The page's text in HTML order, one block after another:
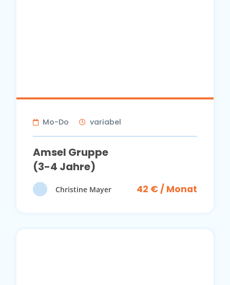
Mo-Do variabel
Amsel Gruppe
(3-4 Jahre)
Christine Mayer 42 € / Monat